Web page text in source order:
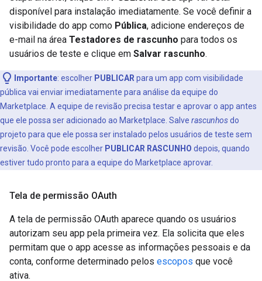
disponível para instalação imediatamente. Se você definir a
visibilidade do app como Pública, adicione endereços de
e-mail na área Testadores de rascunho para todos os
usuários de teste e clique em Salvar rascunho.
Importante: escolher PUBLICAR para um app com visibilidade
pública vai enviar imediatamente para análise da equipe do
Marketplace. A equipe de revisão precisa testar e aprovar o app antes
que ele possa ser adicionado ao Marketplace. Salve rascunhosdo
projeto para que ele possa ser instalado pelos usuários de teste sem
revisão. Você pode escolher PUBLICAR RASCUNHO depois, quando
estiver tudo pronto para a equipe do Marketplace aprovar.
Tela de permissão OAuth
A tela de permissão OAuth aparece quando os usuários
autorizam seu app pela primeira vez. Ela solicita que eles
permitam que o app acesse as informações pessoais e da
conta, conforme determinado pelos escopos que você
ativa.